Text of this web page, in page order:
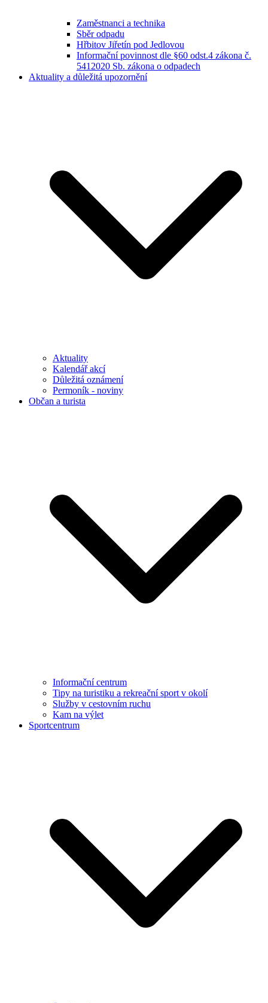
Zaměstnanci a technika
Sběr odpadu
Hřbitov Jiřetín pod Jedlovou
Informační povinnost dle §60 odst.4 zákona č.
5412020 Sb. zákona o odpadech
Aktuality a důležitá upozornění
Aktuality
Kalendář akcí
Důležitá oznámení
Permoník - noviny
Občan a turista
Informační centrum
Tipy na turistiku a rekreační sport v okolí
Služby v cestovním ruchu
Kam na výlet
Sportcentrum